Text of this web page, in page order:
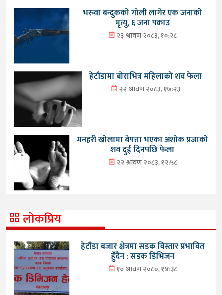
भरुवा बन्दुकको गोली लागेर एक जनाको
मृत्यु, ६ जना पक्राउ
२३ श्रावण २०८३, १०:२८
हेटौंडामा बोराभित्र महिलाको शव फेला
२२ श्रावण २०८३, १७:२३
मनहरी खोलामा बेपत्ता भएका अशोक प्रजाको
शव दुई दिनपछि फेला
२२ श्रावण २०८३, १२:५८
लोकप्रिय
हेटौंडा बजार क्षेत्रमा सडक विस्तार प्रभावित
हुँदैन : सडक डिभिजन
१० श्रावण २०८०, १४:३८